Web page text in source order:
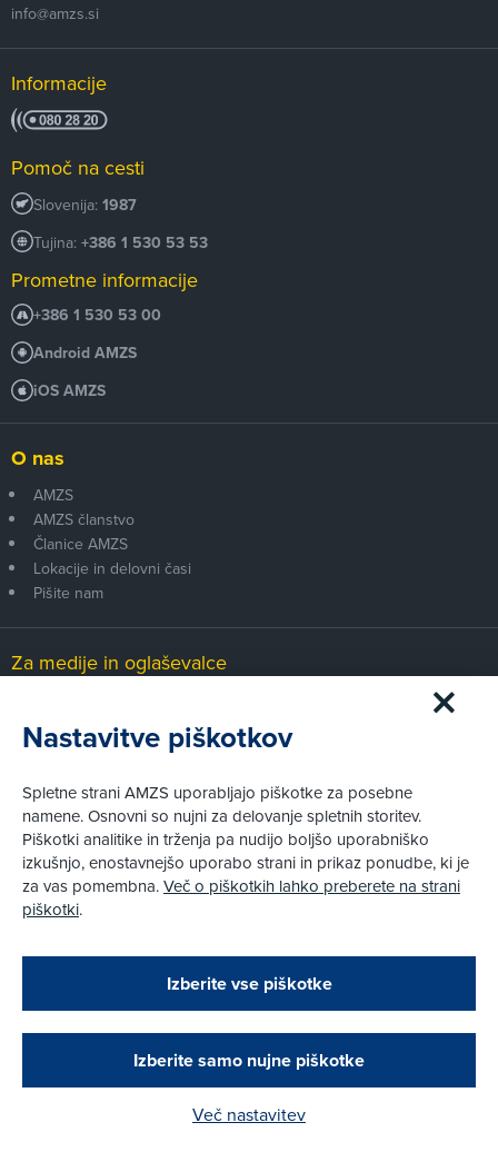
Zapri
Podarjamo vam 10 €!
Obstoječi in novi AMZS člani, ki boste v AMZS
opravili registracijo vozila, boste prejeli
vrednostno darilno kartico z dobroimetjem v višini
Kako do darila?
info@amzs.si
Informacije
Pomoč na cesti
Slovenija: 1987
Tujina: +386 1 530 53 53
Prometne informacije
+386 1 530 53 00
Android AMZS
iOS AMZS
O nas
AMZS
AMZS članstvo
Članice AMZS
Lokacije in delovni časi
Pišite nam
Za medije in oglaševalce
Piškotki
Politika zasebnosti
Informacije o obdelavi osebnih podatkov - videonadzor
Pravno obvestilo
Izvensodno reševanje potrošniških sporov
Cenik članstva AMZS
Pri spletni včlanitvi so podprta naslednja plačilna sredstva:
Nastavitve piškotkov
Spletne strani AMZS uporabljajo piškotke za posebne
namene. Osnovni so nujni za delovanje spletnih storitev.
Piškotki analitike in trženja pa nudijo boljšo uporabniško
izkušnjo, enostavnejšo uporabo strani in prikaz ponudbe, ki je
za vas pomembna.Več o piškotkih lahko preberete na strani
piškotki.
Izberite vse piškotke
Izberite samo nujne piškotke
Več nastavitev